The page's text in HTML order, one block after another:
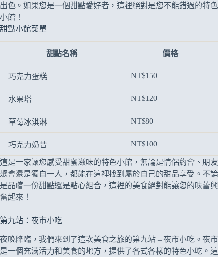
出色。如果您是一個甜點愛好者，這裡絕對是您不能錯過的特色
小館！
甜點小館菜單
甜點名稱 價格
巧克力蛋糕 NT$150
水果塔 NT$120
草莓冰淇淋 NT$80
巧克力奶昔 NT$100
這是一家讓您感受甜蜜滋味的特色小館，無論是情侶約會、朋友
聚會還是獨自一人，都能在這裡找到屬於自己的甜品享受。不論
是品嚐一份甜點還是點心組合，這裡的美食絕對能讓您的味蕾興
奮起來！
第九站：夜市小吃
夜晚降臨，我們來到了這次美食之旅的第九站 – 夜市小吃。夜市
是一個充滿活力和美食的地方，提供了各式各樣的特色小吃。這